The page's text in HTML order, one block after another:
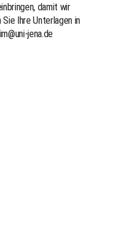
damit wir
Ihre Unterlagen in
jena.de